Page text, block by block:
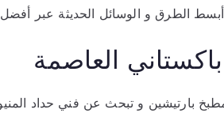
أبسط الطرق و الوسائل الحديثة عبر
العاصمة
بارتيشين و تبحث عن فني حداد